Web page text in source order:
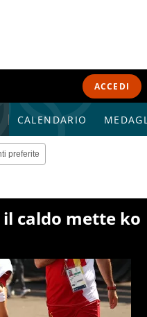
ACCEDI
CALENDARIO
preferite
caldo mette ko